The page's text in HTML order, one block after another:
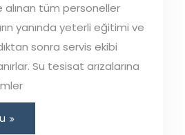
alınan tüm personeller
yanında yeterli eğitimi ve
sonra servis ekibi
Su tesisat arızalarına